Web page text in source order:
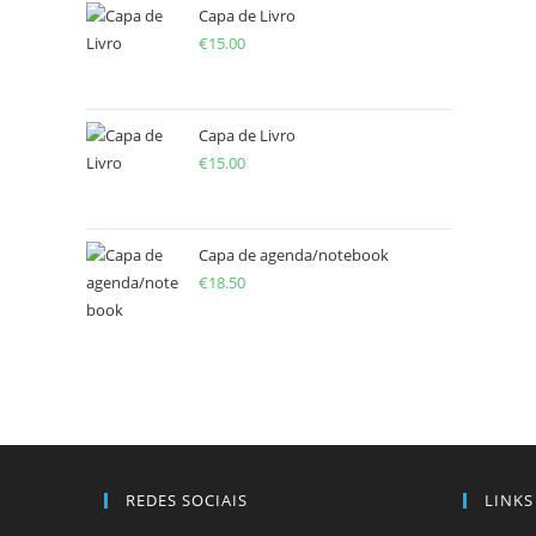
Capa de Livro
€15.00
Capa de Livro
€15.00
Capa de agenda/notebook
€18.50
REDES SOCIAIS